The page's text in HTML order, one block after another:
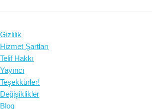
Gizlilik
Hizmet Şartları
Telif Hakkı
Yayıncı
Teşekkürler!
Değişiklikler
Blog